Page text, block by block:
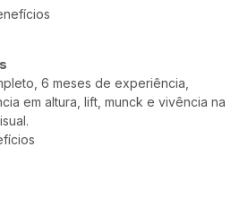
6 meses de experiência,
em altura, lift, munck e vivência na